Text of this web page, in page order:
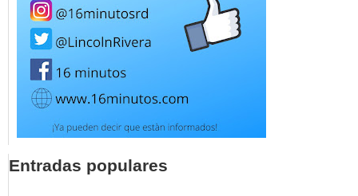
Entradas populares